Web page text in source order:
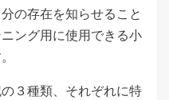
の存在を知らせること
ング用に使用できる小
３種類、それぞれに特